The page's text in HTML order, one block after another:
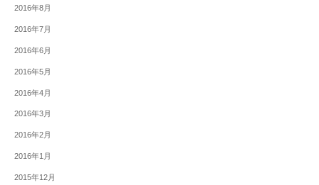
2016年8月
2016年7月
2016年6月
2016年5月
2016年4月
2016年3月
2016年2月
2016年1月
2015年12月